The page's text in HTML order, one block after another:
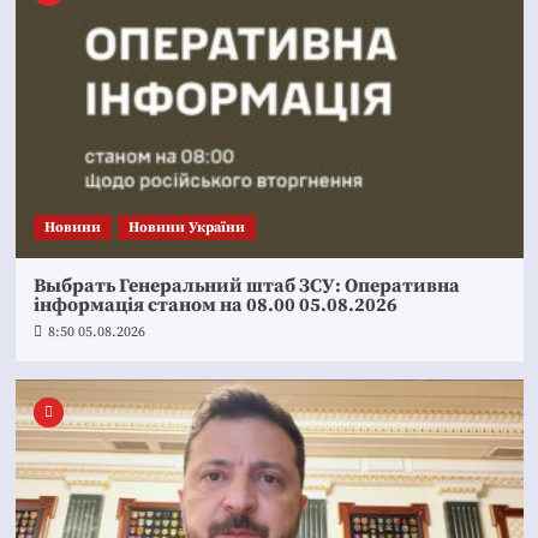
Новини Новини України
Выбрать Генеральний штаб ЗСУ: Оперативна
інформація станом на 08.00 05.08.2026
8:50 05.08.2026